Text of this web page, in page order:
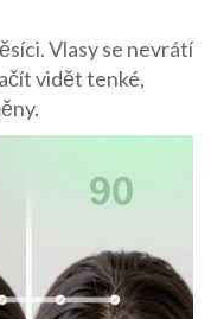
Vlasy se nevrátí
vidět tenké,